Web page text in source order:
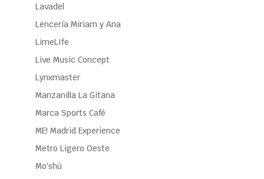
Lavadel
Lencería Miriam y Ana
LimeLIfe
Live Music Concept
Lynxmaster
Manzanilla La Gitana
Marca Sports Café
ME! Madrid Experience
Metro Ligero Oeste
Mo'shú